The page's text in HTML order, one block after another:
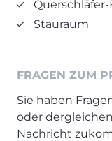
KLEINMÖBEL &
Couchtische
ALLES ANZEIGEN
Kurzbewerbung
Kontakt
Auftragsstatus
Wunsch-
Stauraum
FRAGEN ZUM
Sie haben
oder
Nachricht